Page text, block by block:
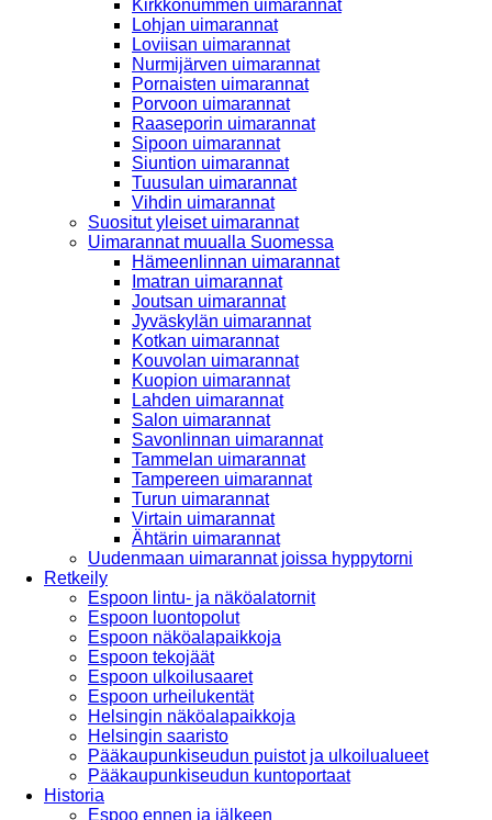
Kirkkonummen uimarannat
Lohjan uimarannat
Loviisan uimarannat
Nurmijärven uimarannat
Pornaisten uimarannat
Porvoon uimarannat
Raaseporin uimarannat
Sipoon uimarannat
Siuntion uimarannat
Tuusulan uimarannat
Vihdin uimarannat
Suositut yleiset uimarannat
Uimarannat muualla Suomessa
Hämeenlinnan uimarannat
Imatran uimarannat
Joutsan uimarannat
Jyväskylän uimarannat
Kotkan uimarannat
Kouvolan uimarannat
Kuopion uimarannat
Lahden uimarannat
Salon uimarannat
Savonlinnan uimarannat
Tammelan uimarannat
Tampereen uimarannat
Turun uimarannat
Virtain uimarannat
Ähtärin uimarannat
Uudenmaan uimarannat joissa hyppytorni
Retkeily
Espoon lintu- ja näköalatornit
Espoon luontopolut
Espoon näköalapaikkoja
Espoon tekojäät
Espoon ulkoilusaaret
Espoon urheilukentät
Helsingin näköalapaikkoja
Helsingin saaristo
Pääkaupunkiseudun puistot ja ulkoilualueet
Pääkaupunkiseudun kuntoportaat
Historia
Espoo ennen ja jälkeen